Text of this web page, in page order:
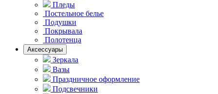
Пледы
Постельное белье
Подушки
Покрывала
Полотенца
Аксессуары
Зеркала
Вазы
Праздничное оформление
Подсвечники